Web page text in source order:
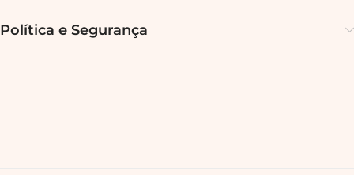
Política e Segurança